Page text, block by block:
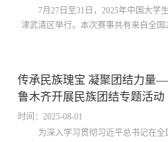
7月27日至31日，2025年中国大学
津武清区举行。本次赛事共有来自全国
项、第七名1项、第八名1项。个人佳
名、太极大刀第四名曾睿璇（女子甲组
（白露）第三名、主动...
传承民族瑰宝 凝聚团结力量
鲁木齐开展民族团结专题活动
时间：2025-08-01
为深入学习贯彻习近平总书记在